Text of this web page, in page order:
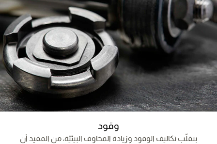
وقود
بتقلّب تكاليف الوقود وزيادة المخاوف البيئيّة، من المفيد أن